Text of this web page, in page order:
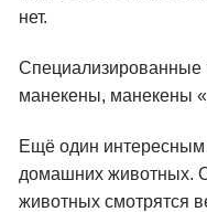
нет.
Специализированные
манекены, манекены
Ещё один интересным
домашних животных.
животных смотрятся